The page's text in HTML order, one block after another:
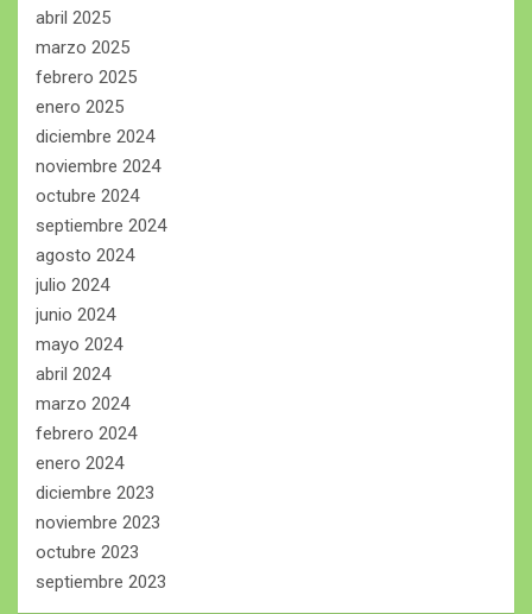
abril 2025
marzo 2025
febrero 2025
enero 2025
diciembre 2024
noviembre 2024
octubre 2024
septiembre 2024
agosto 2024
julio 2024
junio 2024
mayo 2024
abril 2024
marzo 2024
febrero 2024
enero 2024
diciembre 2023
noviembre 2023
octubre 2023
septiembre 2023